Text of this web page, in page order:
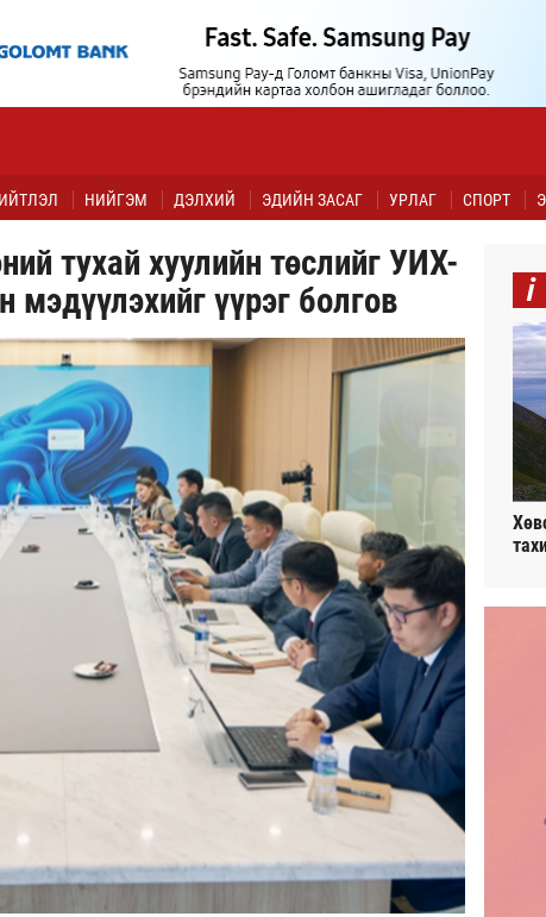
НИЙГЭМ ДЭЛХИЙ ЭДИЙН ЗАСАГ УРЛАГ СПОРТ
тухай хуулийн төслийг УИХ-
мэдүүлэхийг үүрэг болгов
i